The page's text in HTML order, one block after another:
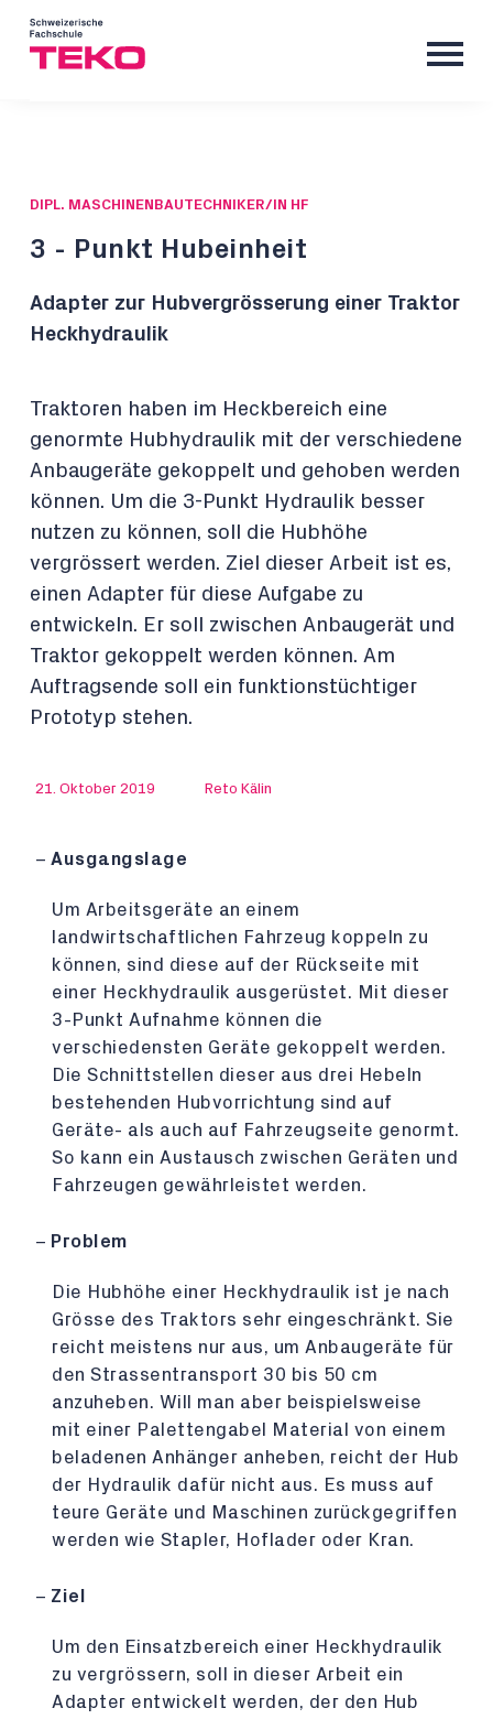
DIPL. MASCHINENBAUTECHNIKER/IN HF
3 - Punkt Hubeinheit
Adapter zur Hubvergrösserung einer Traktor
Heckhydraulik
Traktoren haben im Heckbereich eine
genormte Hubhydraulik mit der verschiedene
Anbaugeräte gekoppelt und gehoben werden
können. Um die 3-Punkt Hydraulik besser
nutzen zu können, soll die Hubhöhe
vergrössert werden. Ziel dieser Arbeit ist es,
einen Adapter für diese Aufgabe zu
entwickeln. Er soll zwischen Anbaugerät und
Traktor gekoppelt werden können. Am
Auftragsende soll ein funktionstüchtiger
Prototyp stehen.
21. Oktober 2019 Reto Kälin
Ausgangslage
Um Arbeitsgeräte an einem
landwirtschaftlichen Fahrzeug koppeln zu
können, sind diese auf der Rückseite mit
einer Heckhydraulik ausgerüstet. Mit dieser
3-Punkt Aufnahme können die
verschiedensten Geräte gekoppelt werden.
Die Schnittstellen dieser aus drei Hebeln
bestehenden Hubvorrichtung sind auf
Geräte- als auch auf Fahrzeugseite genormt.
So kann ein Austausch zwischen Geräten und
Fahrzeugen gewährleistet werden.
Problem
Die Hubhöhe einer Heckhydraulik ist je nach
Grösse des Traktors sehr eingeschränkt. Sie
reicht meistens nur aus, um Anbaugeräte für
den Strassentransport 30 bis 50 cm
anzuheben. Will man aber beispielsweise
mit einer Palettengabel Material von einem
beladenen Anhänger anheben, reicht der Hub
der Hydraulik dafür nicht aus. Es muss auf
teure Geräte und Maschinen zurückgegriffen
werden wie Stapler, Hoflader oder Kran.
Ziel
Um den Einsatzbereich einer Heckhydraulik
zu vergrössern, soll in dieser Arbeit ein
Adapter entwickelt werden, der den Hub